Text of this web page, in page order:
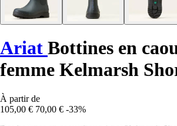
Ariat Bottines en
femme Kelmarsh
À partir de
105,00 € 70,00 € -33%